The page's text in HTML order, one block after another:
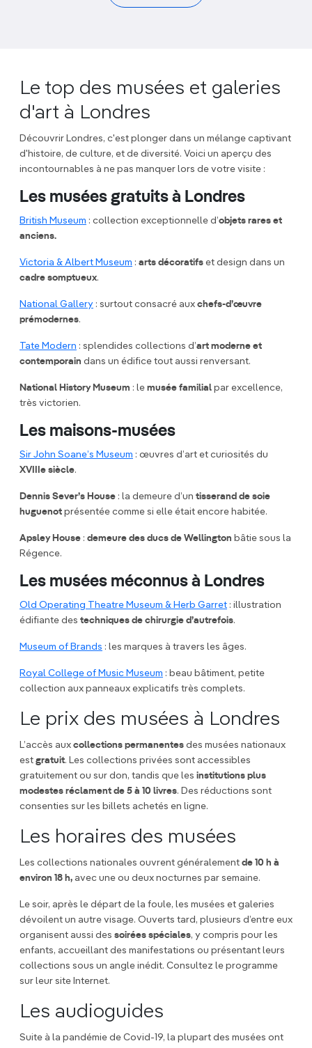
Le top des musées et galeries
d'art à Londres
Découvrir Londres, c'est plonger dans un mélange captivant
d'histoire, de culture, et de diversité. Voici un aperçu des
incontournables à ne pas manquer lors de votre visite :
Les musées gratuits à Londres
British Museum : collection exceptionnelle d’objets rares et
anciens.
Victoria & Albert Museum : arts décoratifs et design dans un
cadre somptueux.
National Gallery : surtout consacré aux chefs-d’œuvre
prémodernes.
Tate Modern : splendides collections d’art moderne et
contemporain dans un édifice tout aussi renversant.
National History Museum : le musée familial par excellence,
très victorien.
Les maisons-musées
Sir John Soane’s Museum : œuvres d’art et curiosités du
XVIIIe siècle.
Dennis Sever’s House : la demeure d’un tisserand de soie
huguenot présentée comme si elle était encore habitée.
Apsley House : demeure des ducs de Wellington bâtie sous la
Régence.
Les musées méconnus à Londres
Old Operating Theatre Museum & Herb Garret : illustration
édifiante des techniques de chirurgie d’autrefois.
Museum of Brands : les marques à travers les âges.
Royal College of Music Museum : beau bâtiment, petite
collection aux panneaux explicatifs très complets.
Le prix des musées à Londres
L’accès aux collections permanentes des musées nationaux
est gratuit. Les collections privées sont accessibles
gratuitement ou sur don, tandis que les institutions plus
modestes réclament de 5 à 10 livres. Des réductions sont
consenties sur les billets achetés en ligne.
Les horaires des musées
Les collections nationales ouvrent généralement de 10 h à
environ 18 h, avec une ou deux nocturnes par semaine.
Le soir, après le départ de la foule, les musées et galeries
dévoilent un autre visage. Ouverts tard, plusieurs d’entre eux
organisent aussi des soirées spéciales, y compris pour les
enfants, accueillant des manifestations ou présentant leurs
collections sous un angle inédit. Consultez le programme
sur leur site Internet.
Les audioguides
Suite à la pandémie de Covid-19, la plupart des musées ont